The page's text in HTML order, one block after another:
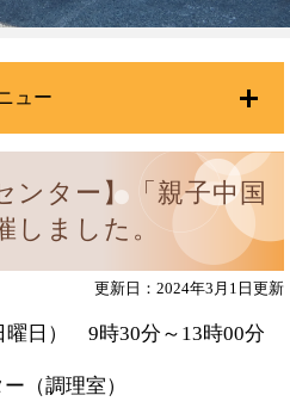
ンター】「親子中国
しました。
更新日：2024年3月1日更新
曜日） 9時30分～13時00分
（調理室）
ュー